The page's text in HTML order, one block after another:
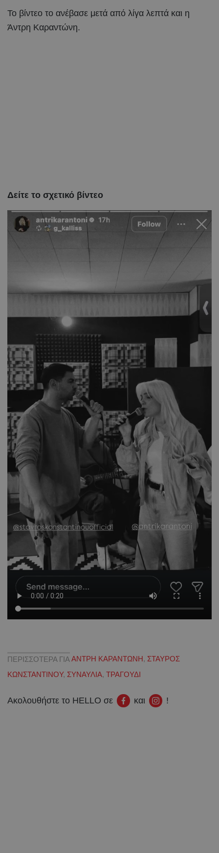
Το βίντεο το ανέβασε μετά από λίγα λεπτά και η
Άντρη Καραντώνη.
Δείτε το σχετικό βίντεο
ΠΕΡΙΣΣΟΤΕΡΑ ΓΙΑ ΑΝΤΡΗ ΚΑΡΑΝΤΩΝΗ , ΣΤΑΥΡΟΣ
ΚΩΝΣΤΑΝΤΙΝΟΥ, ΣΥΝΑΥΛΙΑ, ΤΡΑΓΟΥΔΙ
Ακολουθήστε το HELLO σε και !